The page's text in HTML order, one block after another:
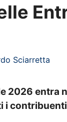
Sciarretta
2026 entra
i